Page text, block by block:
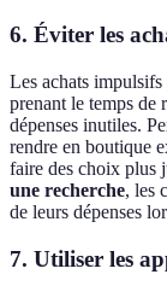
6. Éviter les
Les achats
prenant le temps de
dépenses inutiles.
rendre en boutique
faire des choix plus
une recherche, les
de leurs dépenses
7. Utiliser les